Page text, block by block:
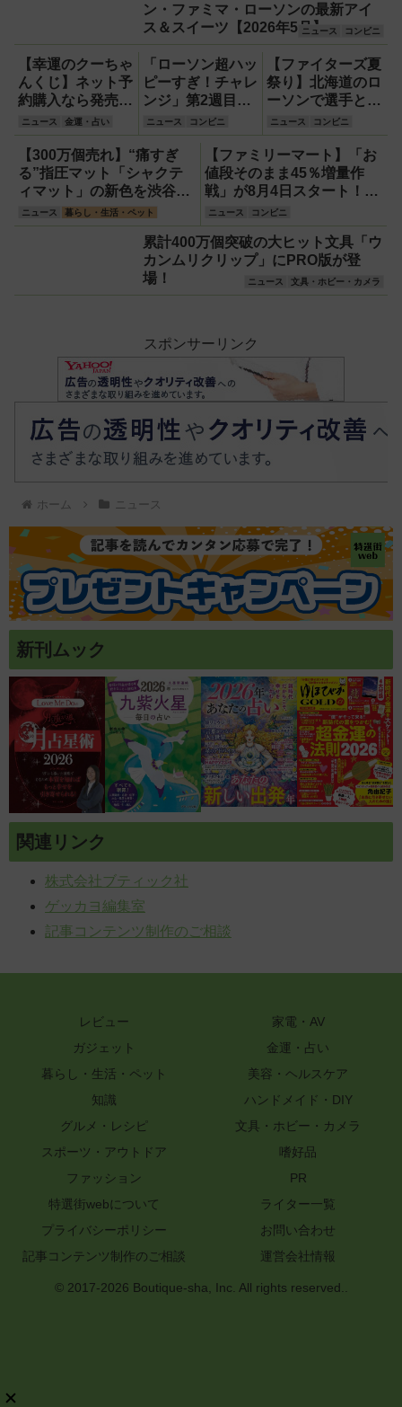
ン・ファミマ・ローソンの最新アイ
ス＆スイーツ【2026年5月】
ニュース コンビニ
【幸運のクーちゃ
んくじ】ネット予
約購入なら発売前
でも買える！1
等・前後賞5,000
万円が狙える宝く
じを解説
ニュース 金運・占い
「ローソン超ハッ
ピーすぎ！チャレ
ンジ」第2週目は
6月8・9日発売！
スイーツ『盛りす
ぎ！バスチー』
51％増量や『合
わせすぎ！欧風カ
レーパン＆はみで
るメンチカツ』な
ど全10品！
ニュース コンビニ
【ファイターズ夏
祭り】北海道のロ
ーソンで選手とコ
ラボ商品発売！
「伊藤投手の海鮮
チゲラーメン」や
「ブルーサイダ
ー」ほか
ニュース コンビニ
【300万個売れ】“痛すぎ
る”指圧マット「シャクテ
ィマット」の新色を渋谷で
体験できるイベント開催！
ニュース 暮らし・生活・ペット
【ファミリーマート】「お
値段そのまま45％増量作
戦」が8月4日スタート！ラ
インナップ＆キャンペーン
まとめ
ニュース コンビニ
累計400万個突破の大ヒット文具「ウ
カンムリクリップ」にPRO版が登
場！
ニュース 文具・ホビー・カメラ
スポンサーリンク
ホーム ニュース
新刊ムック
関連リンク
株式会社ブティック社
ゲッカヨ編集室
記事コンテンツ制作のご相談
レビュー
家電・AV
ガジェット
金運・占い
暮らし・生活・ペット
美容・ヘルスケア
知識
ハンドメイド・DIY
グルメ・レシピ
文具・ホビー・カメラ
スポーツ・アウトドア
嗜好品
ファッション
PR
特選街webについて
ライター一覧
プライバシーポリシー
お問い合わせ
記事コンテンツ制作のご相談
運営会社情報
© 2017-2026 Boutique-sha, Inc. All rights reserved..